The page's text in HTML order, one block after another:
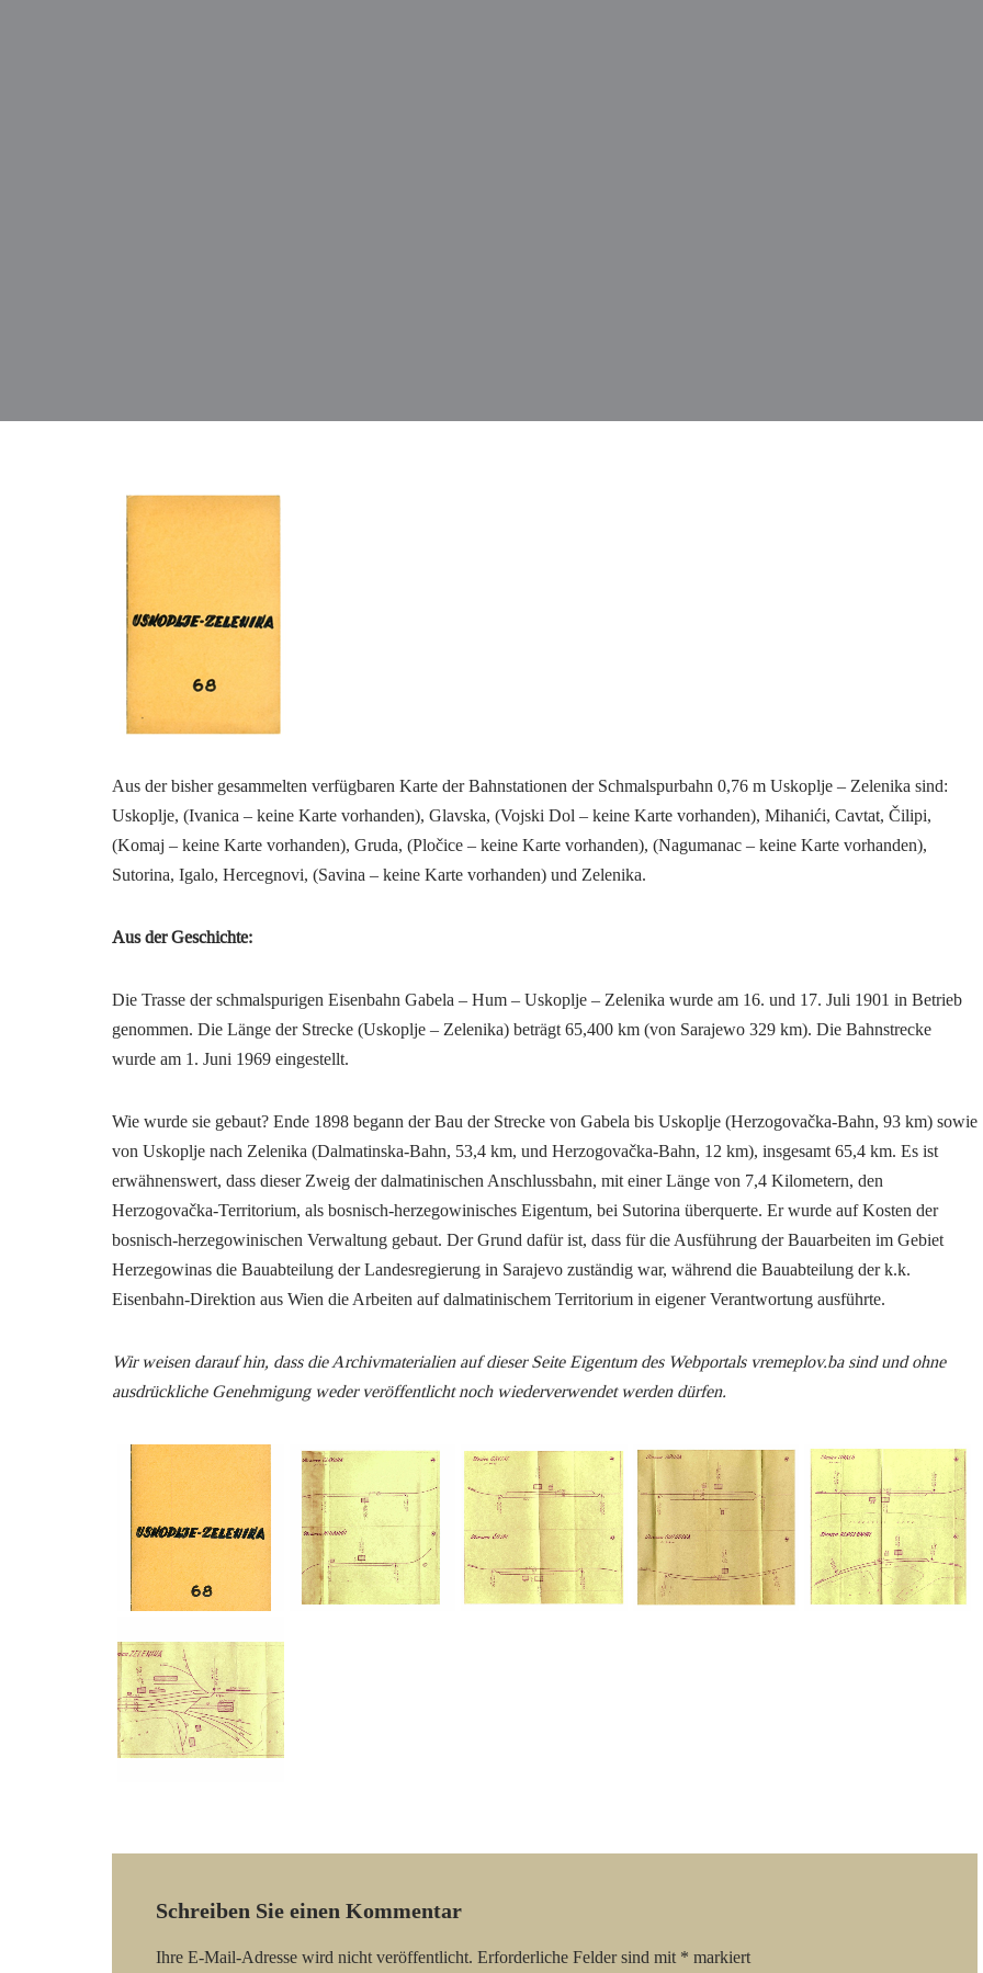
Aus der bisher gesammelten verfügbaren Karte der Bahnstationen der Schmalspurbahn 0,76 m Uskoplje – Zelenika sind:
Uskoplje, (Ivanica – keine Karte vorhanden), Glavska, (Vojski Dol – keine Karte vorhanden), Mihanići, Cavtat, Čilipi,
(Komaj – keine Karte vorhanden), Gruda, (Pločice – keine Karte vorhanden), (Nagumanac – keine Karte vorhanden),
Sutorina, Igalo, Hercegnovi, (Savina – keine Karte vorhanden) und Zelenika.
Aus der Geschichte:
Die Trasse der schmalspurigen Eisenbahn Gabela – Hum – Uskoplje – Zelenika wurde am 16. und 17. Juli 1901 in Betrieb
genommen. Die Länge der Strecke (Uskoplje – Zelenika) beträgt 65,400 km (von Sarajewo 329 km). Die Bahnstrecke
wurde am 1. Juni 1969 eingestellt.
Wie wurde sie gebaut? Ende 1898 begann der Bau der Strecke von Gabela bis Uskoplje (Herzogovačka-Bahn, 93 km) sowie
von Uskoplje nach Zelenika (Dalmatinska-Bahn, 53,4 km, und Herzogovačka-Bahn, 12 km), insgesamt 65,4 km. Es ist
erwähnenswert, dass dieser Zweig der dalmatinischen Anschlussbahn, mit einer Länge von 7,4 Kilometern, den
Herzogovačka-Territorium, als bosnisch-herzegowinisches Eigentum, bei Sutorina überquerte. Er wurde auf Kosten der
bosnisch-herzegowinischen Verwaltung gebaut. Der Grund dafür ist, dass für die Ausführung der Bauarbeiten im Gebiet
Herzegowinas die Bauabteilung der Landesregierung in Sarajevo zuständig war, während die Bauabteilung der k.k.
Eisenbahn-Direktion aus Wien die Arbeiten auf dalmatinischem Territorium in eigener Verantwortung ausführte.
Wir weisen darauf hin, dass die Archivmaterialien auf dieser Seite Eigentum des Webportals vremeplov.ba sind und ohne
ausdrückliche Genehmigung weder veröffentlicht noch wiederverwendet werden dürfen.
Schreiben Sie einen Kommentar
Ihre E-Mail-Adresse wird nicht veröffentlicht. Erforderliche Felder sind mit * markiert